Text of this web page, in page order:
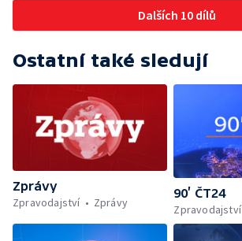
Dalších 10 dílů
Ostatní také sledují
Zprávy
Zpravodajství
Zprávy
90’ ČT24
Zpravodajství